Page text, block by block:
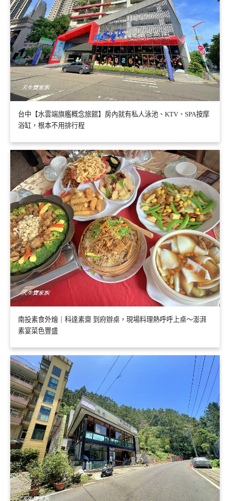
台中【水雲端旗艦概念旅館】房內就有私人泳池、KTV、SPA按摩
浴缸，根本不用排行程
南投素食外燴｜科達素齋 到府辦桌，現場料理熱呼呼上桌～澎湃
素宴菜色豐盛